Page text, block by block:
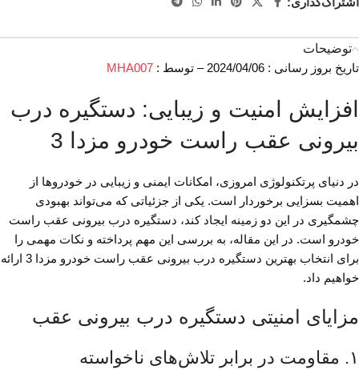
توضیحات
تاریخ بروز رسانی : 2024/04/06 – توسط :
MHA007
افزایش امنیت و زیبایی: دستگیره درب
بیرونی عقب راست خودرو مزدا 3
در دنیای پرتکنولوژی امروزی، امکانات ایمنی و زیبایی در خودروها از
اهمیت بسزایی برخوردار است. یکی از جزئیاتی که می‌تواند بهبودی
چشمگیری در این دو زمینه ایجاد کند، دستگیره درب بیرونی عقب راست
خودرو است. در این مقاله، به بررسی این مهم پرداخته و نکات مهمی را
برای انتخاب بهترین دستگیره درب بیرونی عقب راست خودرو مزدا 3 ارائه
خواهیم داد.
مزایای امنیتی دستگیره درب بیرونی عقب
۱. مقاومت در برابر تلاش‌های ناخواسته